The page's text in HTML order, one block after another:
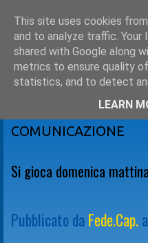
martedì 18 ottobre 2011
COMUNICAZIONE
Si gioca domenica
Pubblicato da Fede.Cap.
This site uses cookies
and to analyze traffic. Your
shared with Google along
metrics to ensure quality
statistics, and to detect
LEARN